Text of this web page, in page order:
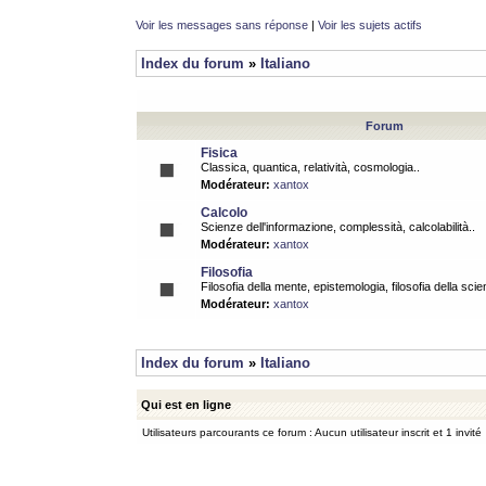
Voir les messages sans réponse | Voir les sujets actifs
Index du forum » Italiano
Forum
Fisica
Classica, quantica, relatività, cosmologia..
Modérateur: xantox
Calcolo
Scienze dell'informazione, complessità, calcolabilità..
Modérateur: xantox
Filosofia
Filosofia della mente, epistemologia, filosofia della
Modérateur: xantox
Index du forum » Italiano
Qui est en ligne
Utilisateurs parcourants ce forum : Aucun utilisateur inscrit et 1 invité